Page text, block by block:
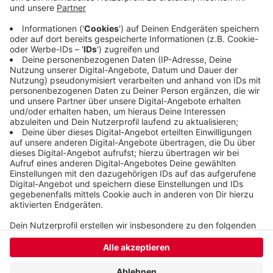
für diesen Vogel keinen Lebensraum mehr in
unserer Stadt. Und auch generell wird der
Lebensraum für Tiere und Pflanzen in Wuppertal
immer kleiner, heißt es von den Grünen.
Veröffentlicht:Dienstag, 03.03.2020 06:36
Anzeige
Anzeige